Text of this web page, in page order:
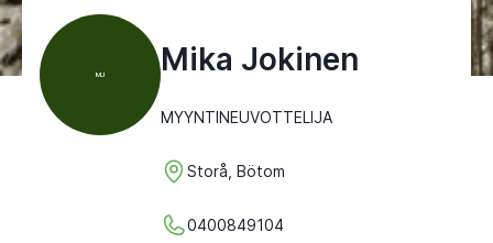
MJ Mika Jokinen
MYYNTINEUVOTTELIJA
Storå, Bötom
0400849104